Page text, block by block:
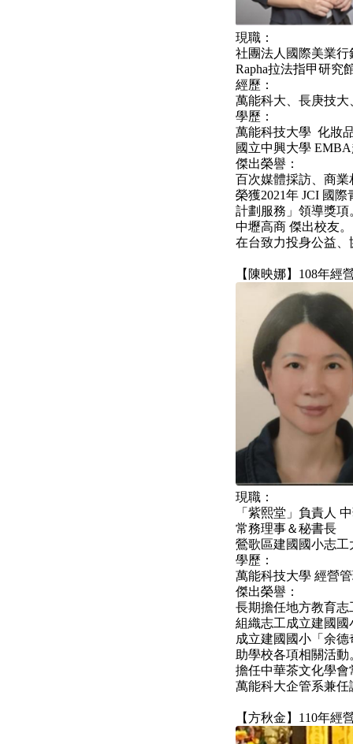
現職：
社團法人國際美業
Rapha拉法指甲研究
經歷：
萬能科大、長庚技
學歷：
萬能科技大學 化妝
國立中興大學
傑出榮譽：
百次媒體採訪、商
榮獲2021年 JCI 國
計劃服務」領導獎項
中壢高商 傑出校友。
在台致力投身公益
【陳映娜】108年經
現職：
「紫熙堂」負責人
常務理事＆秘書長
鶯歌區建國國小志工
學歷：
萬能科技大學 經營
傑出榮譽：
長期擔任地方教育
組織志工成立建國
成立建國國小「余
助學校各項相關活動
擔任中華茶文化學
萬能科大企管系兼任
【方秋金】110年經